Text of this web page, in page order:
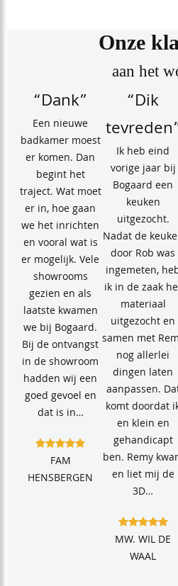
Onze
aan het
“Dank”
Een nieuwe
badkamer moest
er komen. Dan
begint het
traject. Wat moet
er in, hoe gaan
we het inrichten
en vooral wat is
er mogelijk. Vele
showrooms
gezien en als
laatste kwamen
we bij Bogaard.
Bij de ontvangst
in de showroom
hadden wij een
goed gevoel en
dat is in…
FAM
HENSBERGEN
“Dik
Ik heb eind
vorige jaar bij
Bogaard een
keuken
uitgezocht.
Nadat de
door Rob was
ingemeten,
ik in de zaak
materiaal
uitgezocht en
samen met
nog allerlei
dingen laten
aanpassen.
komt doordat
en klein en
gehandicapt
ben. Remy
en liet mij de
3D…
MW. WIL DE
WAAL